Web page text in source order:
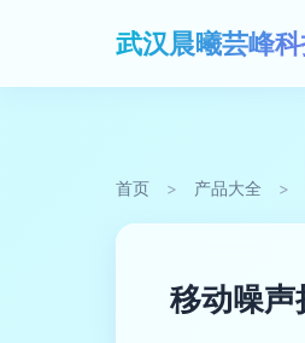
武汉晨曦芸峰
首页 > 产品大全 >
移动噪声